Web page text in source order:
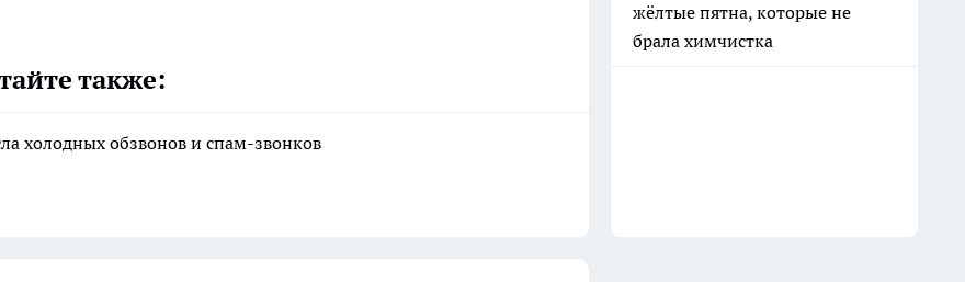
также:
холодных обзвонов и спам-звонков
жёлтые пятна, которые не
брала химчистка